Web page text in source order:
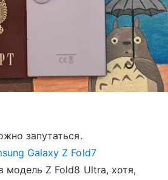
запутаться.
Galaxy Z Fold7
модель Z Fold8 Ultra, хотя,